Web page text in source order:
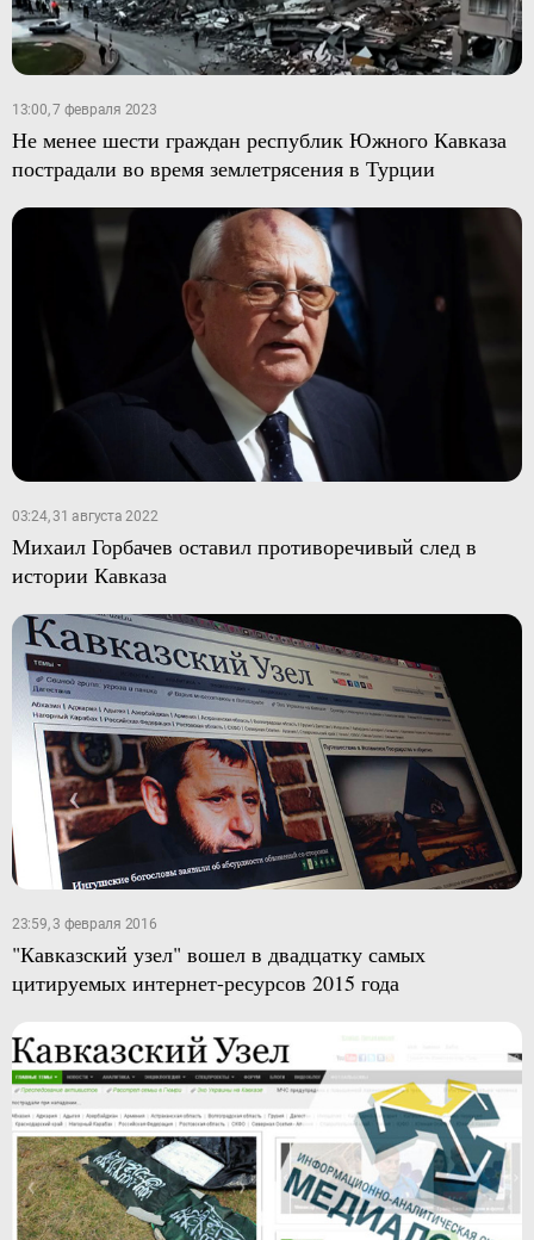
13:00, 7 февраля 2023
Не менее шести граждан республик Южного Кавказа
пострадали во время землетрясения в Турции
03:24, 31 августа 2022
Михаил Горбачев оставил противоречивый след в
истории Кавказа
23:59, 3 февраля 2016
"Кавказский узел" вошел в двадцатку самых
цитируемых интернет-ресурсов 2015 года